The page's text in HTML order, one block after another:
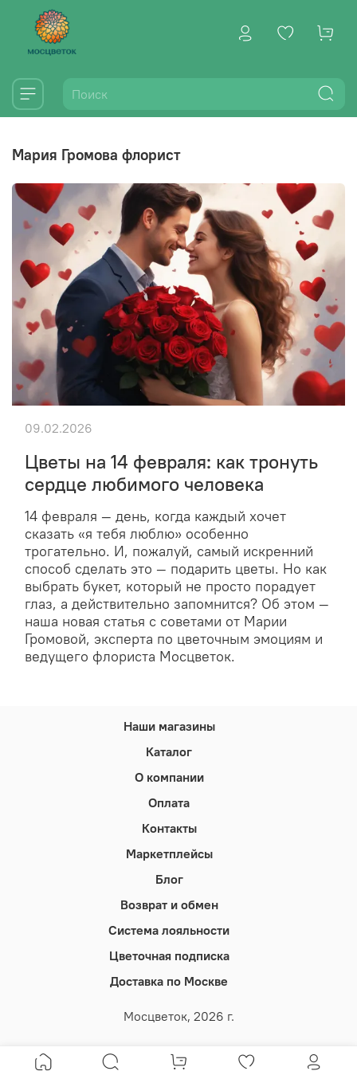
Мария Громова флорист
Цветы на 14 февраля: как тронуть
сердце любимого человека
14 февраля — день, когда каждый хочет
сказать «я тебя люблю» особенно
трогательно. И, пожалуй, самый искренний
способ сделать это — подарить цветы. Но как
выбрать букет, который не просто порадует
глаз, а действительно запомнится? Об этом —
наша новая статья с советами от Марии
Громовой, эксперта по цветочным эмоциям и
ведущего флориста Мосцветок.
09.02.2026
Наши магазины
Каталог
О компании
Оплата
Контакты
Маркетплейсы
Блог
Возврат и обмен
Система лояльности
Цветочная подписка
Доставка по Москве
Мосцветок, 2026 г.